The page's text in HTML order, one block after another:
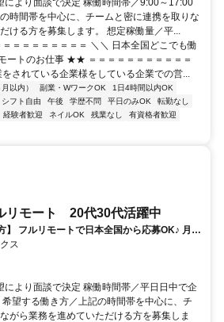
時間帯を中心に、チームと密に連携を取りな
ける方を募集します。 想定稼働量／平...
＝＝＝＝＝＝＝＝ ＼＼ 日本全国どこでも働
ートのお仕事 ★★ ＝＝＝＝＝＝＝＝＝＝＝
されている企業様をしている企業での営...
以内） 副業・WワークOK
1日4時間以内OK
シフト自由 午後 学歴不問 平日のみOK
転勤なし
経験者歓迎 ネイルOK 残業なし
有資格者歓迎
モート 20代30代活躍中
月稼
ス
により面談で決定 稼働時間帯／平日日中で企
望する働き方／上記の時間帯を中心に、チ
がら業務を進めていただける方を募集しま